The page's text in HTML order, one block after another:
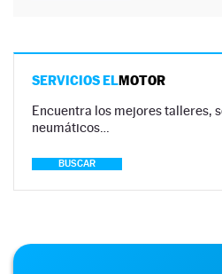
SERVICIOS ELMOTOR
Encuentra los mejores talleres,
neumáticos…
BUSCAR